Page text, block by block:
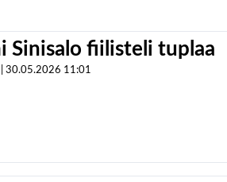
Sinisalo fiilisteli tuplaa
30.05.2026 11:01